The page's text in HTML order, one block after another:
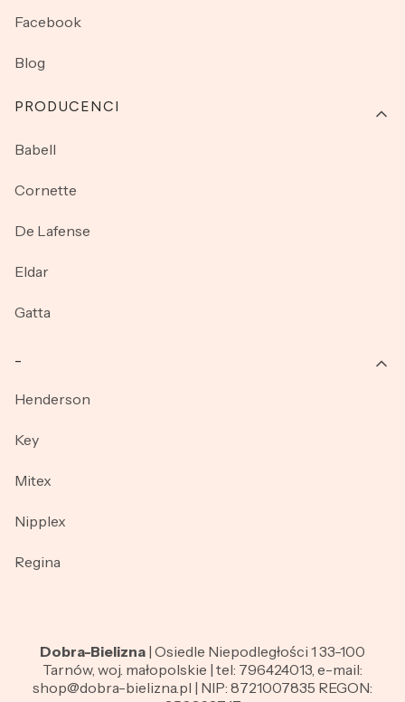
Facebook
Blog
PRODUCENCI
Babell
Cornette
De Lafense
Eldar
Gatta
Henderson
Key
Mitex
Nipplex
Regina
Dobra-Bielizna | Osiedle Niepodległości 1 33-100
Tarnów, woj. małopolskie | tel: 796424013, e-mail:
shop@dobra-bielizna.pl | NIP: 8721007835 REGON: